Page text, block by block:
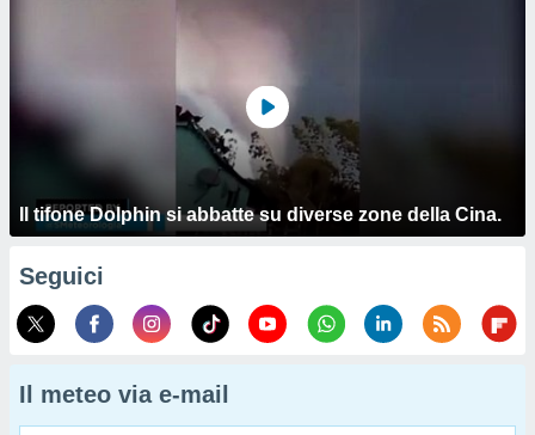
Il tifone Dolphin si abbatte su diverse zone della Cina.
Seguici
Il meteo via e-mail